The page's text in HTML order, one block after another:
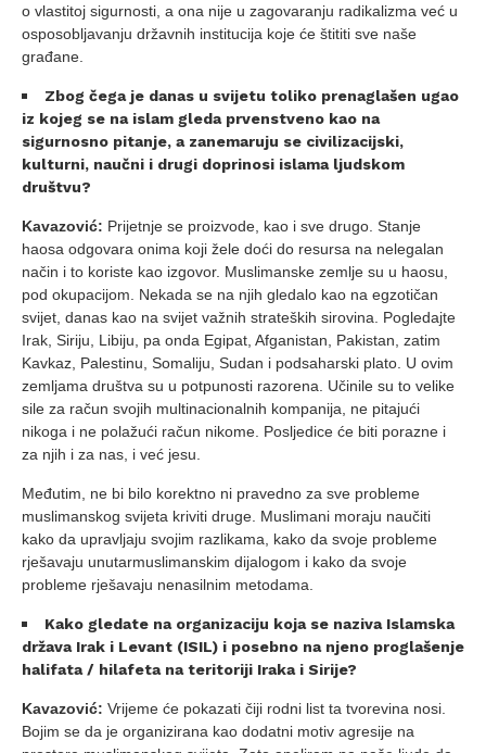
o vlastitoj sigurnosti, a ona nije u zagovaranju radikalizma već u
osposobljavanju državnih institucija koje će štititi sve naše
građane.
Zbog čega je danas u svijetu toliko prenaglašen ugao
iz kojeg se na islam gleda prvenstveno kao na
sigurnosno pitanje, a zanemaruju se civilizacijski,
kulturni, naučni i drugi doprinosi islama ljudskom
društvu?
Kavazović: Prijetnje se proizvode, kao i sve drugo. Stanje
haosa odgovara onima koji žele doći do resursa na nelegalan
način i to koriste kao izgovor. Muslimanske zemlje su u haosu,
pod okupacijom. Nekada se na njih gledalo kao na egzotičan
svijet, danas kao na svijet važnih strateških sirovina. Pogledajte
Irak, Siriju, Libiju, pa onda Egipat, Afganistan, Pakistan, zatim
Kavkaz, Palestinu, Somaliju, Sudan i podsaharski plato. U ovim
zemljama društva su u potpunosti razorena. Učinile su to velike
sile za račun svojih multinacionalnih kompanija, ne pitajući
nikoga i ne polažući račun nikome. Posljedice će biti porazne i
za njih i za nas, i već jesu.
Međutim, ne bi bilo korektno ni pravedno za sve probleme
muslimanskog svijeta kriviti druge. Muslimani moraju naučiti
kako da upravljaju svojim razlikama, kako da svoje probleme
rješavaju unutarmuslimanskim dijalogom i kako da svoje
probleme rješavaju nenasilnim metodama.
Kako gledate na organizaciju koja se naziva Islamska
država Irak i Levant (ISIL) i posebno na njeno proglašenje
halifata / hilafeta na teritoriji Iraka i Sirije?
Kavazović: Vrijeme će pokazati čiji rodni list ta tvorevina nosi.
Bojim se da je organizirana kao dodatni motiv agresije na